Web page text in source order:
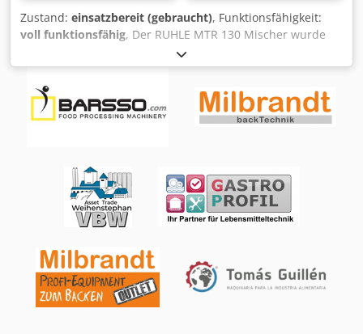
Zustand: einsatzbereit (gebraucht), Funktionsfähigkeit:
voll funktionsfähig, Der RUHLE MTR 130 Mischer wurde
zur Optimierung von Produktionsprozessen in der
Lebensmittelindustrie entwickelt. Dank seiner Vielseitigkeit
eignet es sich für eine große Produktpalette, von Fleisch
und Fisch bis hin zu Gemüse und Trockenfrüchten. Dieser
Mixer garantiert eine schnelle und gleichmäßige
Vakuumpumpe wird die Textur der Produkte durch die
Reduzierung der Luft verbessert und so ihre Haltbarkeit
verlängert. Ausgestattet mit einem abnehmbaren
Mischarm bietet es große Flexibilität und ermöglicht eine
erleichtert außerdem die Mischvorgänge und sorgt so für
einen reibungsloseren Einsatz in intensiven
Produktionsumgebungen. Darüber hinaus ist es aufgrund
seiner robusten Konstruktion eine langlebige und für den